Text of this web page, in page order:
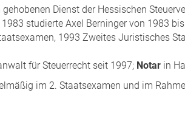
Dienst der Hessischen
studierte Axel Berninger von 1983
1993 Zweites Juristisches
für Steuerrecht seit 1997; Notar in
im 2. Staatsexamen und im